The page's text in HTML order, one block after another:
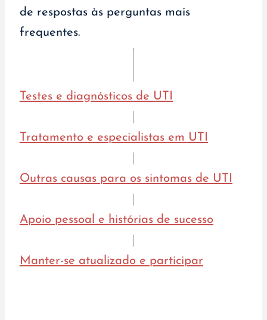
de respostas às perguntas mais
frequentes.
Testes e diagnósticos de UTI
Tratamento e especialistas em UTI
Outras causas para os sintomas de UTI
Apoio pessoal e histórias de sucesso
Manter-se atualizado e participar